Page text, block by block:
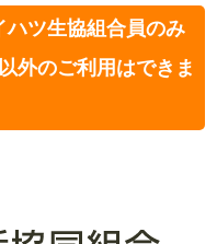
ハツ生協組合員のみ
外のご利用はできま